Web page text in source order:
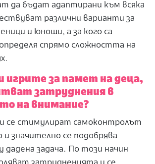
да бъдат адаптирани към всяка
различни варианти за
и юноши, а за кого са
спрямо сложността на
игрите за памет на деца,
затруднения в
на внимание?
се стимулират самоконтролът
значително се подобрява
дадена задача. По този начин